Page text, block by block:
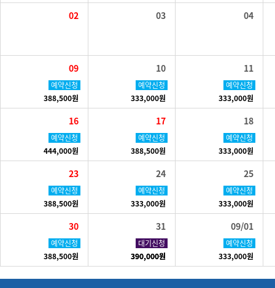
02 03 04
09
예약신청
388,500원
10
예약신청
333,000원
11
예약신청
333,000원
16
예약신청
444,000원
17
예약신청
388,500원
18
예약신청
333,000원
23
예약신청
388,500원
24
예약신청
333,000원
25
예약신청
333,000원
30
예약신청
388,500원
31
예약신청
390,000원
대기신청
390,000원
09/01
예약신청
333,000원